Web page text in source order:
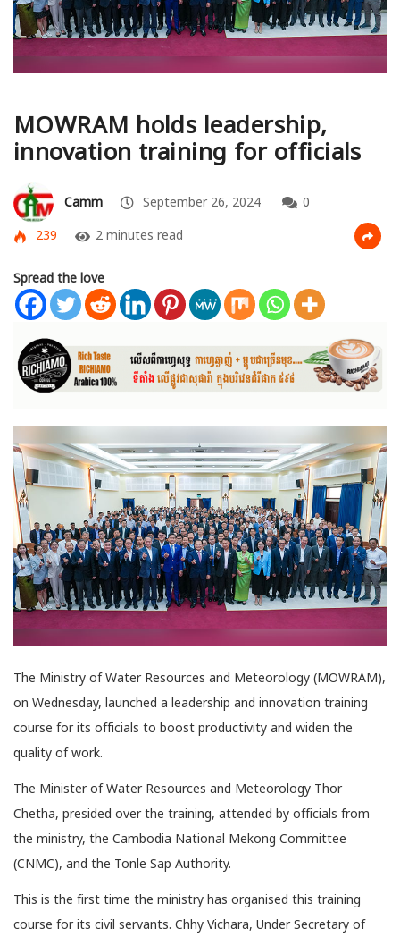
MOWRAM holds leadership,
innovation training for officials
Camm September 26, 2024
0
239
2 minutes read
Spread the love
The Ministry of Water Resources and Meteorology (MOWRAM),
on Wednesday, launched a leadership and innovation training
course for its officials to boost productivity and widen the
quality of work.
The Minister of Water Resources and Meteorology Thor
Chetha, presided over the training, attended by officials from
the ministry, the Cambodia National Mekong Committee
(CNMC), and the Tonle Sap Authority.
This is the first time the ministry has organised this training
course for its civil servants. Chhy Vichara, Under Secretary of